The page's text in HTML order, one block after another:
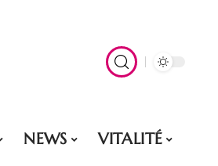
NEWS
VITALITÉ